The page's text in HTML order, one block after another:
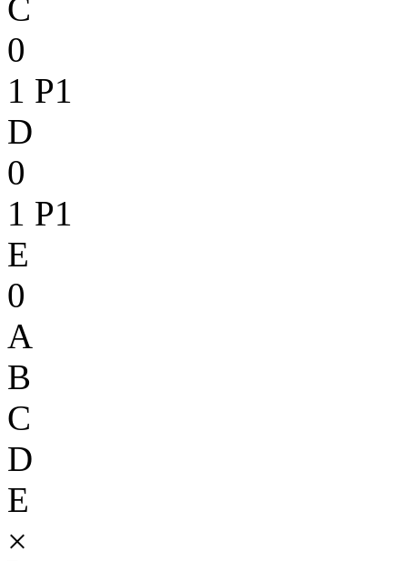
C
0
1 P1
D
0
1 P1
E
0
A
B
C
D
E
×